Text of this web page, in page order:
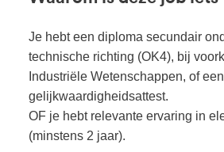
Je hebt een diploma secundair
technische richting (OK4), bij
Industriële Wetenschappen, of een
gelijkwaardigheidsattest.
OF je hebt relevante ervaring in
(minstens 2 jaar).